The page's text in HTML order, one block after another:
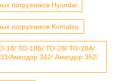
погрузчиков Hyundai
погрузчиков Komatsu
18/ ТО-18Б/ ТО-28/ ТО-28А/
Амкодор 342/ Амкодор 352/